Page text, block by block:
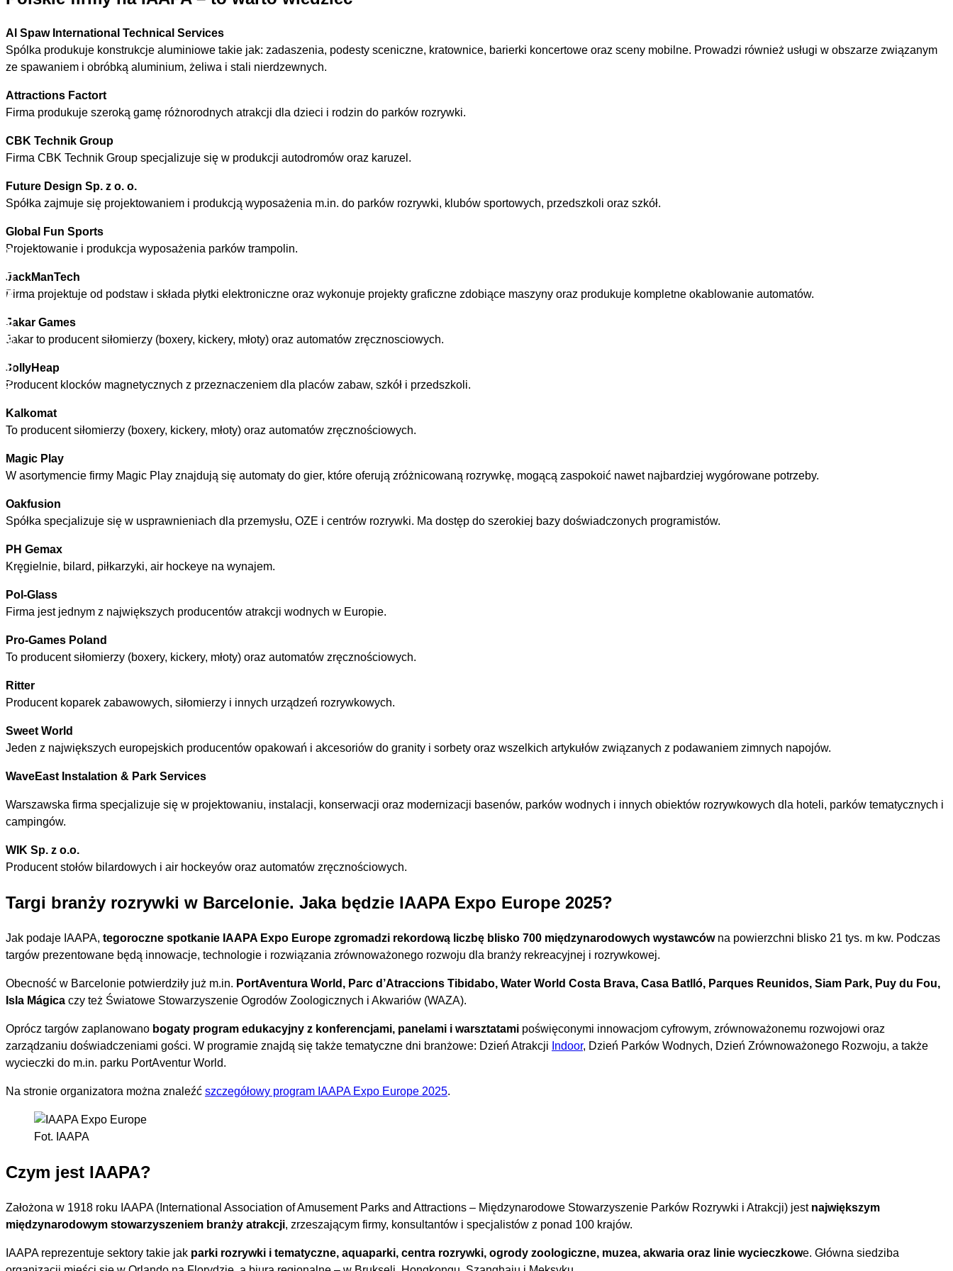
PARKMAG NEWSLETTER
Al Spaw International Technical Services
Spólka produkuje konstrukcje aluminiowe takie jak: zadaszenia, podesty sceniczne, kratownice, barierki koncertowe oraz sceny mobilne. Prowadzi również usługi w obszarze związanym
ze spawaniem i obróbką aluminium, żeliwa i stali nierdzewnych.
Attractions Factort
Firma produkuje szeroką gamę różnorodnych atrakcji dla dzieci i rodzin do parków rozrywki.
CBK Technik Group
Firma CBK Technik Group specjalizuje się w produkcji autodromów oraz karuzel.
Future Design Sp. z o. o.
Spółka zajmuje się projektowaniem i produkcją wyposażenia m.in. do parków rozrywki, klubów sportowych, przedszkoli oraz szkół.
Global Fun Sports
Projektowanie i produkcja wyposażenia parków trampolin.
JackManTech
Firma projektuje od podstaw i składa płytki elektroniczne oraz wykonuje projekty graficzne zdobiące maszyny oraz produkuje kompletne okablowanie automatów.
Jakar Games
Jakar to producent siłomierzy (boxery, kickery, młoty) oraz automatów zręcznosciowych.
JollyHeap
Producent klocków magnetycznych z przeznaczeniem dla placów zabaw, szkół i przedszkoli.
Kalkomat
To producent siłomierzy (boxery, kickery, młoty) oraz automatów zręcznościowych.
Magic Play
W asortymencie firmy Magic Play znajdują się automaty do gier, które oferują zróżnicowaną rozrywkę, mogącą zaspokoić nawet najbardziej wygórowane potrzeby.
Oakfusion
Spółka specjalizuje się w usprawnieniach dla przemysłu, OZE i centrów rozrywki. Ma dostęp do szerokiej bazy doświadczonych programistów.
PH Gemax
Kręgielnie, bilard, piłkarzyki, air hockeye na wynajem.
Pol-Glass
Firma jest jednym z największych producentów atrakcji wodnych w Europie.
Pro-Games Poland
To producent siłomierzy (boxery, kickery, młoty) oraz automatów zręcznościowych.
Ritter
Producent koparek zabawowych, siłomierzy i innych urządzeń rozrywkowych.
Sweet World
Jeden z największych europejskich producentów opakowań i akcesoriów do granity i sorbety oraz wszelkich artykułów związanych z podawaniem zimnych napojów.
WaveEast Instalation & Park Services
Warszawska firma specjalizuje się w projektowaniu, instalacji, konserwacji oraz modernizacji basenów, parków wodnych i innych obiektów rozrywkowych dla hoteli, parków tematycznych i
campingów.
WIK Sp. z o.o.
Producent stołów bilardowych i air hockeyów oraz automatów zręcznościowych.
Targi branży rozrywki w Barcelonie. Jaka będzie IAAPA Expo Europe 2025?
Jak podaje IAAPA, tegoroczne spotkanie IAAPA Expo Europe zgromadzi rekordową liczbę blisko 700 międzynarodowych wystawcówna powierzchni blisko 21 tys. m kw. Podczas
targów prezentowane będą innowacje, technologie i rozwiązania zrównoważonego rozwoju dla branży rekreacyjnej i rozrywkowej.
Obecność w Barcelonie potwierdziły już m.in. PortAventura World, Parc d’Atraccions Tibidabo, Water World Costa Brava, Casa Batlló, Parques Reunidos, Siam Park, Puy du Fou,
Isla Mágica czy też Światowe Stowarzyszenie Ogrodów Zoologicznych i Akwariów (WAZA).
Oprócz targów zaplanowano bogaty program edukacyjny z konferencjami, panelami i warsztatami poświęconymi innowacjom cyfrowym, zrównoważonemu rozwojowi oraz
zarządzaniu doświadczeniami gości. W programie znajdą się także tematyczne dni branżowe: Dzień Atrakcji Indoor, Dzień Parków Wodnych, Dzień Zrównoważonego Rozwoju, a także
wycieczki do m.in. parku PortAventur World.
Na stronie organizatora można znaleźć szczegółowy program IAAPA Expo Europe 2025.
Fot. IAAPA
Czym jest IAAPA?
Założona w 1918 roku IAAPA (International Association of Amusement Parks and Attractions – Międzynarodowe Stowarzyszenie Parków Rozrywki i Atrakcji) jest największym
międzynarodowym stowarzyszeniem branży atrakcji, zrzeszającym firmy, konsultantów i specjalistów z ponad 100 krajów.
IAAPA reprezentuje sektory takie jak parki rozrywki i tematyczne, aquaparki, centra rozrywki, ogrody zoologiczne, muzea, akwaria oraz linie wycieczkowe. Główna siedziba